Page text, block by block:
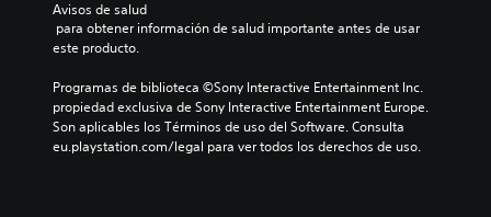
Avisos de salud
este producto.
Programas de biblioteca ©Sony Interactive Entertainment Inc.
propiedad exclusiva de Sony Interactive Entertainment Europe.
Son aplicables los Términos de uso del Software. Consulta
eu.playstation.com/legal para ver todos los derechos de uso.